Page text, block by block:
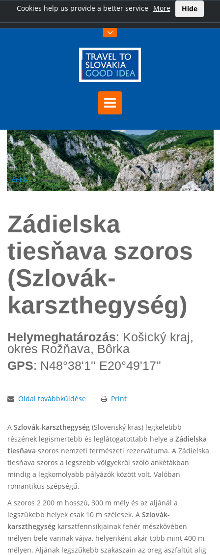
Cookies help us provide a better service More Hide
Főoldal Zádielska tiesňava szoros (Szlovák-karszthegység)
Zádielska
tiesňava szoros
(Szlovák-
karszthegység)
Helymeghatározás: Košický kraj,
okres Rožňava, Bôrka
GPS: N48°38'1'' E20°49'17''
Oldal továbbküldése Print
A Szlovák-karszthegység (Slovenský kras) legkeletibb
részének legismertebb és leglátogatottabb helye a Zádielska
tiesňava szoros nemzeti természeti rezervátuma. A Zádielska
tiesňava szoros a legszebb völgyekről szóló ankétákban
mindig a legkomolyabb pályázók között volt. Valóban
romantikus szépségű.
A szoros 2 200 m hosszú, 300 m mély és az aljánál a
legszűkebb helyek csak 10 m szélesek. A Szlovák-
karszthegység karsztfennsíkjainak fehér mészkővében
mélyen bele vannak vájva, helyenként akár több mint 400 m
mélyen. Aljának legszűkebb szakaszain az öreg aszfaltút alig